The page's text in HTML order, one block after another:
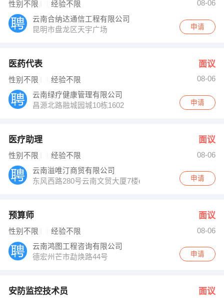
性别不限 经验不限
08-06
云南合纳达通信工程有限公司
昆明市盘龙区天宇广场
申请
医药代表 面议
性别不限 经验不限
08-06
云南绿疗健康管理有限公司
昌源北路融城园城10栋1602
申请
医疗助理 面议
性别不限 经验不限
08-06
云南溢唯汀商贸有限公司
东风西路280号云南文贸大厦7楼e座
申请
预算师 面议
性别不限 经验不限
08-06
云南鸿图工程咨询有限公司
德宏州芒市勐焕路44号
申请
安防监控技术员 面议